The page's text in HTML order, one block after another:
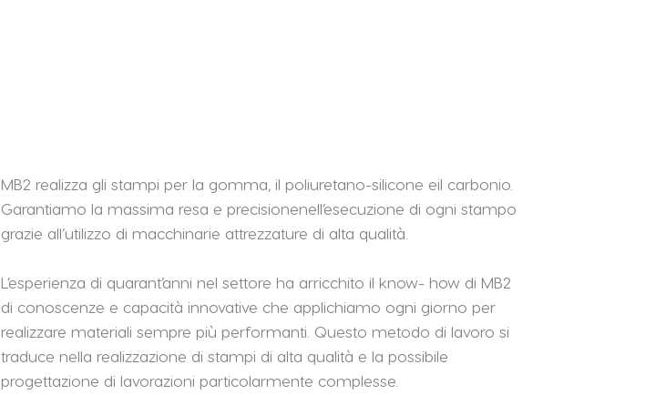
MB2 realizza gli stampi per la gomma, il poliuretano-silicone eil carbonio.
Garantiamo la massima resa e precisionenell’esecuzione di ogni stampo
grazie all’utilizzo di macchinarie attrezzature di alta qualità.
L’esperienza di quarant’anni nel settore ha arricchito il know- how di MB2
di conoscenze e capacità innovative che applichiamo ogni giorno per
realizzare materiali sempre più performanti. Questo metodo di lavoro si
traduce nella realizzazione di stampi di alta qualità e la possibile
progettazione di lavorazioni particolarmente complesse.